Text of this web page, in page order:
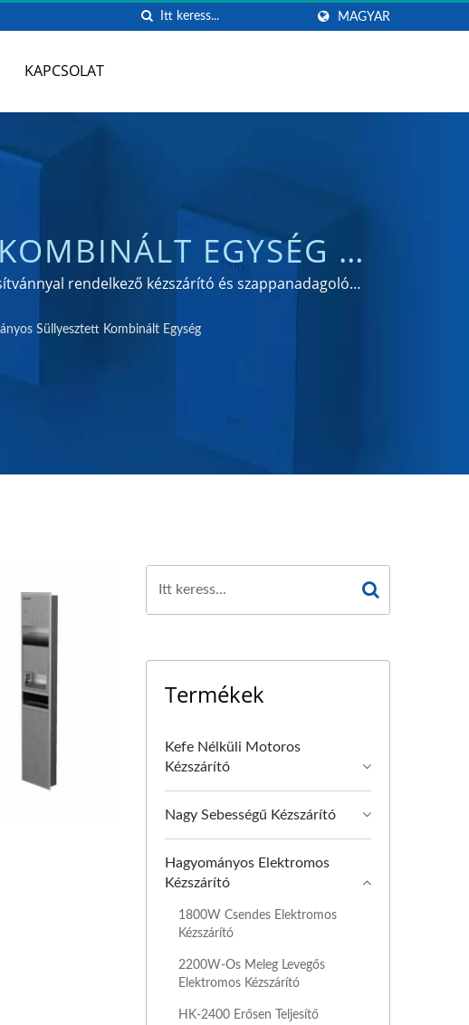
MAGYAR
KAPCSOLAT
EGYSÉG |
GYÁRTÓ |
rendelkező kézszárító és szappanadagoló
Süllyesztett Kombinált Egység
Termékek
Kefe Nélküli Motoros
Kézszárító
Nagy Sebességű Kézszárító
Hagyományos Elektromos
Kézszárító
1800W Csendes Elektromos
Kézszárító
2200W-Os Meleg Levegős
Elektromos Kézszárító
HK-2400 Erősen Teljesítő